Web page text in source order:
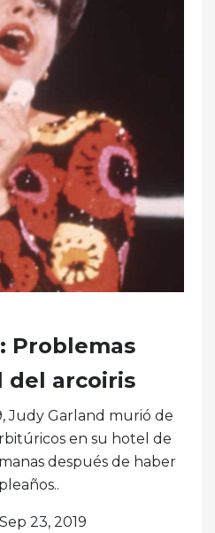
Problemas
del arcoiris
Judy Garland murió de
en su hotel de
después de haber
23, 2019